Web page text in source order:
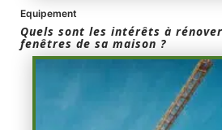
Equipement
Quels sont les intérêts à
fenêtres de sa maison ?